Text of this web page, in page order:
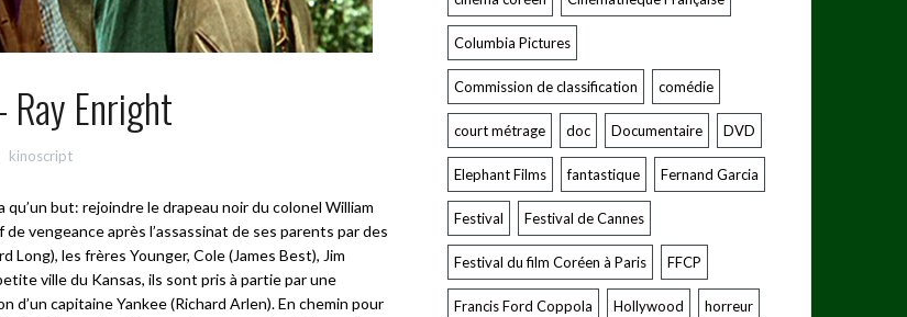
Ray Enright
kinoscript
qu’un but: rejoindre le drapeau noir du colonel William
vengeance après l’assassinat de ses parents par des
Long), les frères Younger, Cole (James Best), Jim
ville du Kansas, ils sont pris à partie par une
d’un capitaine Yankee (Richard Arlen). En chemin pour
Columbia Pictures
Commission de classification comédie
court métrage doc Documentaire DVD
Elephant Films fantastique Fernand Garcia
Festival Festival de Cannes
Festival du film Coréen à Paris FFCP
Francis Ford Coppola Hollywood horreur